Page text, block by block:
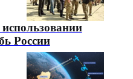
России